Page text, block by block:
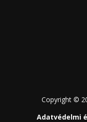
Copyright ©
Adatvédelmi